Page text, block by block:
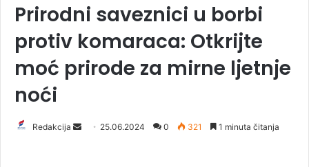
Prirodni saveznici u borbi
protiv komaraca: Otkrijte
moć prirode za mirne ljetnje
noći
Redakcija 25.06.2024 0 321 1 minuta čitanja